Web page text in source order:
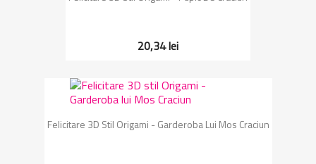
20,34 lei
Felicitare 3D Stil Origami - Garderoba Lui Mos Craciun